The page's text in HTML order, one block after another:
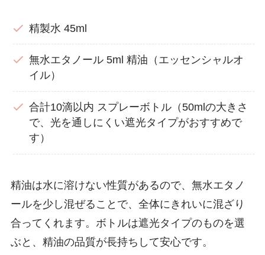
精製水 45ml
無水エタノール 5ml 精油（エッセンシャルオ
イル）
合計10滴以内 スプレーボトル（50mlの大きさ
で、光を通しにくい遮光タイプがおすすめで
す）
精油は水に溶けない性質があるので、無水エタノ
ールを少し混ぜることで、全体にきれいに混ざり
合ってくれます。ボトルは遮光タイプのものを選
ぶと、精油の品質が長持ちして安心です。